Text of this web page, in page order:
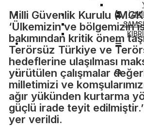
Milli Güvenlik Kurulu
‘Ülkemizin ve bölgemizin
bakımından kritik önem
Terörsüz Türkiye ve
hedeflerine ulaşılması
yürütülen çalışmalar
milletimizi ve
ağır yükünden kurtarma
güçlü irade teyit
yer verildi.